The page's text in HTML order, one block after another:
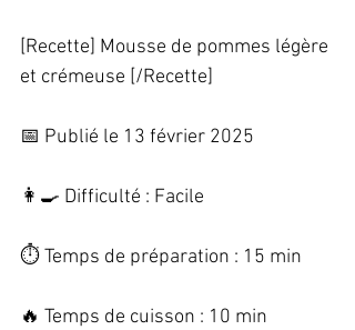
[Recette] Mousse de pommes légère
et crémeuse [/Recette]
📅 Publié le 13 février 2025
👩‍🍳 Difficulté : Facile
⏱️ Temps de préparation : 15 min
🔥 Temps de cuisson : 10 min